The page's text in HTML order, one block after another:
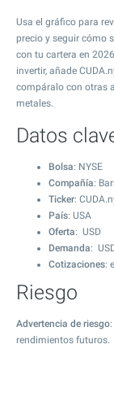
Usa el gráfico para
precio y seguir cómo
con tu cartera en
invertir, añade
compáralo con otras
metales.
Datos
Bolsa: NYSE
Compañía:
Ticker:
País: USA
Oferta: USD
Demanda:
Cotizaciones:
Riesgo
Advertencia de riesgo
rendimientos futuros.